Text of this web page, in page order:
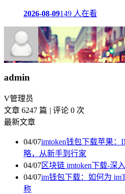
2026-08-09149 人在看
admin
V管理员
文章 6247 篇 | 评论 0 次
最新文章
04/07imtoken钱包下载苹果：
略，从新手到行家
04/07区块链 imtoken下载-深
04/07im钱包下载：如何为
称